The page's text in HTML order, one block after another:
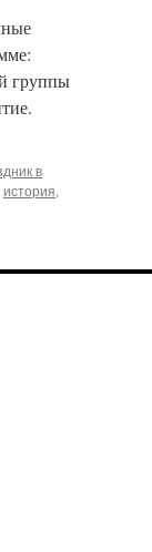
группы
в
история,